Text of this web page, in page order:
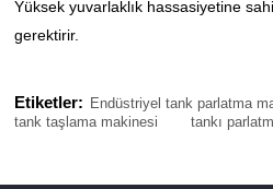
Yüksek yuvarlaklık hassasiyetine
gerektirir.
Etiketler: Endüstriyel tank parlatma
tank taşlama makinesi
tankı